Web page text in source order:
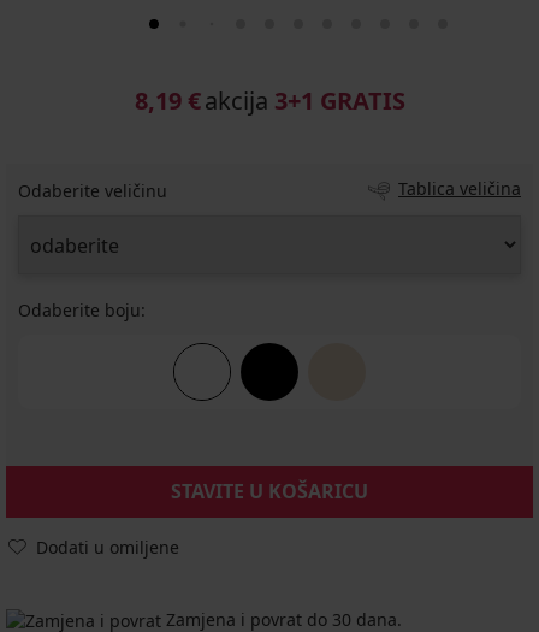
8,19 €akcija 3+1 GRATIS
Odaberite veličinu Tablica veličina
Odaberite boju:
STAVITE U KOŠARICU
Dodati u omiljene
Zamjena i povrat do 30 dana.